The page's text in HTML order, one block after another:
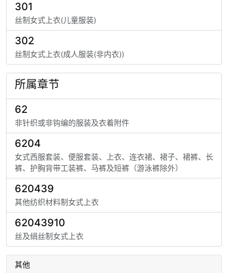
301
丝制女式上衣(儿童服装)
302
丝制女式上衣(成人服装(非内衣))
所属章节
62
非针织或非钩编的服装及衣着附件
6204
女式西服套装、便服套装、上衣、连衣裙、裙子、裙裤、长
裤、护胸背带工装裤、马裤及短裤（游泳裤除外）
620439
其他纺织材料制女式上衣
62043910
丝及绢丝制女式上衣
其他